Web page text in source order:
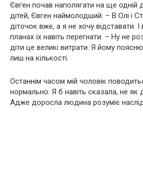
Євген почав наполягати на ще одній
дітей, Євген наймолодший. – В Олі і
діточок вже, а я не хочу відставати. І
планах їх навіть перегнати. – Ну не
діти це великі витрати. Я йому
лиш на кількості.
Останнім часом мій чоловік
нормально. Я б навіть сказала, не
Адже доросла людина розуміє